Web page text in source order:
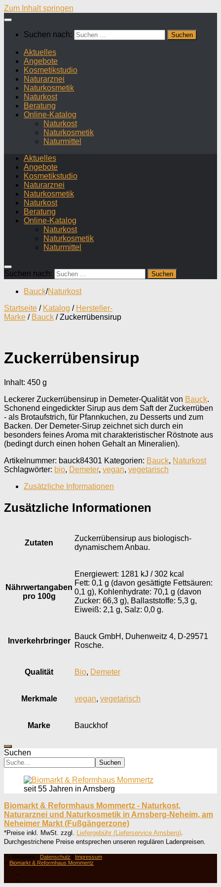
Zum Inhalt springen
Suchen nach:
Aktuelles
Angebote
Kosmetikstudio
Naturarznei
Naturkosmetik
Naturkost
Beratung
Online-Katalog
Naturkost
Naturkosmetik
Naturmittel
Aktuelles
Angebote
Kosmetikstudio
Naturarznei
Naturkosmetik
Naturkost
Beratung
Online-Katalog
Naturkost
Naturkosmetik
Naturmittel
Suchen nach:
Bauck/Naturkost
Startseite / Katalog / Hersteller-
Marke / Bauck / Zuckerrübensirup
Zuckerrübensirup
Inhalt: 450 g
Leckerer Zuckerrübensirup in Demeter-Qualität von Bauck.
Schonend eingedickter Sirup aus dem Saft der Zuckerrüben
- als Brotaufstrich, für Pfannkuchen, zu Desserts und zum
Backen. Der Demeter-Sirup zeichnet sich durch ein
besonders feines Aroma mit charakteristischer Röstnote aus
(bedingt durch einen hohen Gehalt an Mineralien).
Artikelnummer: bauck84301 Kategorien: Bauck, Naturkost
Schlagwörter: bio, Demeter, vegan, vegetarisch
Zusätzliche Informationen
Zusätzliche Informationen
Zutaten
Zuckerrübensirup aus biologisch-
dynamischem Anbau.
Nährwertangaben
pro 100g
Energiewert: 1281 kJ / 302 kcal
Fett: 0,1 g (davon gesättigte Fettsäuren:
0,1 g), Kohlenhydrate: 70,1 g (davon
Zucker: 66,3 g), Ballaststoffe: 5,3 g,
Eiweiß: 2,1 g, Salz: 0,0 g.
Inverkehr­bringer
Bauck GmbH, Duhenweitz 4, D-29571
Rosche.
Qualität Bio, Demeter
Merkmale vegan, vegetarisch
Marke Bauckhof
Suchen
Suchen
seit 55 Jahren in Arnsberg
Biomarkt & Reformhaus Mommertz - Naturkost,
Naturarznei und Naturkosmetik in Arnsberg-Neheim, am
Neheimer Markt (Fußgängerzone)
*Preise inkl. MwSt. zzgl. Liefergebühr (Lieferservice Arnsberg)
Durchgestrichene Preise entsprechen unseren regulären Ladenpreisen.
° = Werbelink | Datenschutz | Impressum
© Biomarkt & Reformhaus Mommertz